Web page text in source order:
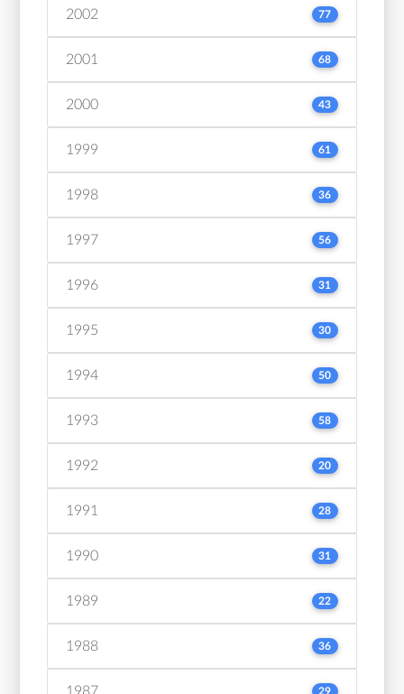
2002 77
2001 68
2000 43
1999 61
1998 36
1997 56
1996 31
1995 30
1994 50
1993 58
1992 20
1991 28
1990 31
1989 22
1988 36
1987 29